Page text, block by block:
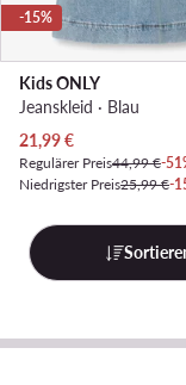
-15%
Kids ONLY
Jeanskleid · Blau
Aktueller Preis
21,99€
Regulärer Preis44,99 €-
Niedrigster Preis25,99 €-